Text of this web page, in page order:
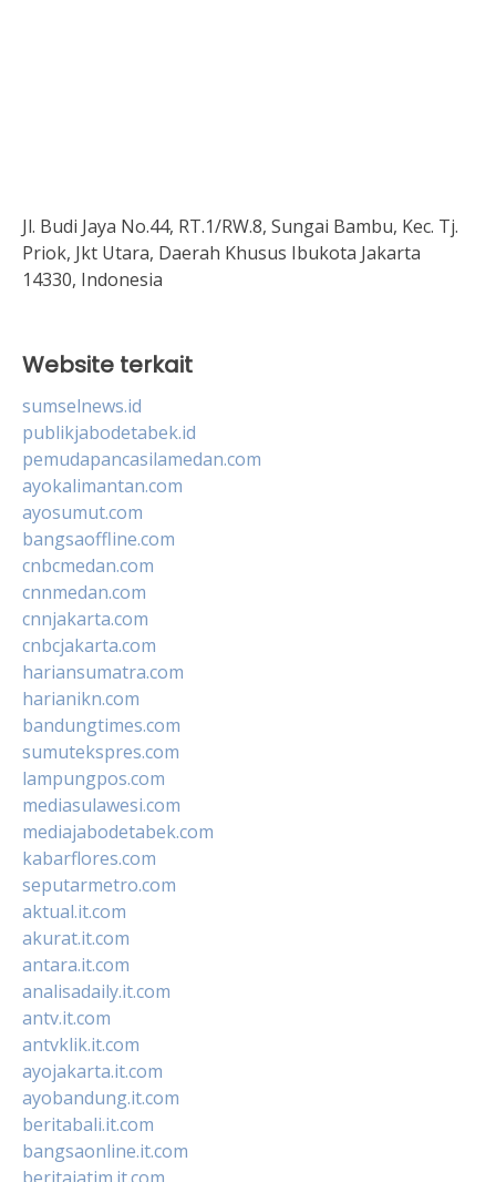
Jl. Budi Jaya No.44, RT.1/RW.8, Sungai Bambu, Kec. Tj.
Priok, Jkt Utara, Daerah Khusus Ibukota Jakarta
14330, Indonesia
Website terkait
sumselnews.id
publikjabodetabek.id
pemudapancasilamedan.com
ayokalimantan.com
ayosumut.com
bangsaoffline.com
cnbcmedan.com
cnnmedan.com
cnnjakarta.com
cnbcjakarta.com
hariansumatra.com
harianikn.com
bandungtimes.com
sumutekspres.com
lampungpos.com
mediasulawesi.com
mediajabodetabek.com
kabarflores.com
seputarmetro.com
aktual.it.com
akurat.it.com
antara.it.com
analisadaily.it.com
antv.it.com
antvklik.it.com
ayojakarta.it.com
ayobandung.it.com
beritabali.it.com
bangsaonline.it.com